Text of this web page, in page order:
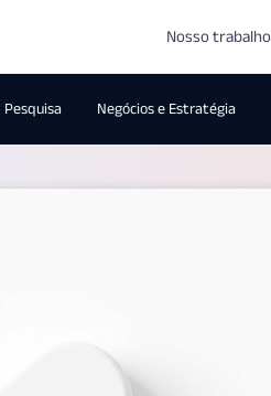
Nosso trabalho
Pesquisa Negócios e Estratégia